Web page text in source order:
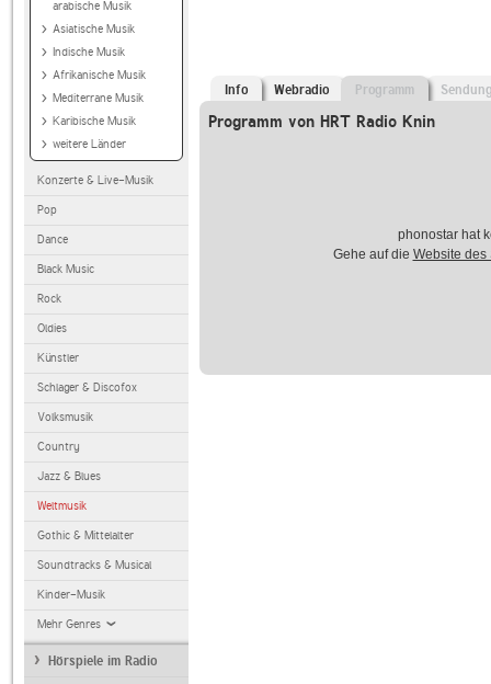
arabische Musik
Asiatische Musik
Indische Musik
Afrikanische Musik
Mediterrane Musik
Karibische Musik
weitere Länder
Konzerte & Live-Musik
Pop
Dance
Black Music
Rock
Oldies
Künstler
Schlager & Discofox
Volksmusik
Country
Jazz & Blues
Weltmusik
Gothic & Mittelalter
Soundtracks & Musical
Kinder-Musik
Mehr Genres
Hörspiele im Radio
Info Webradio Programm
Programm von HRT Radio Knin
phonostar hat
Gehe auf die Website des